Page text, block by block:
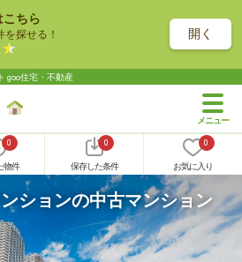
こちら
を探せる！ 開く
goo住宅・不動産
0
物件
0
保存した条件
0
お気に入り
ションの中古マンション